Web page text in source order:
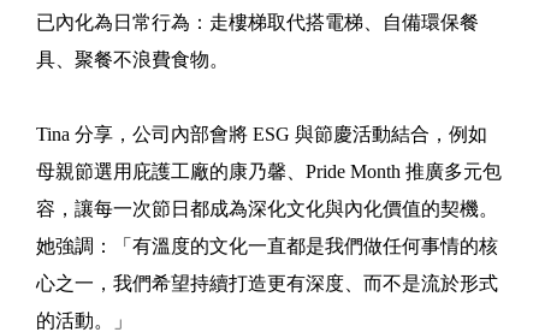
已內化為日常行為：走樓梯取代搭電梯、自備環保餐
具、聚餐不浪費食物。
Tina 分享，公司內部會將 ESG 與節慶活動結合，例如
母親節選用庇護工廠的康乃馨、Pride Month 推廣多元包
容，讓每一次節日都成為深化文化與內化價值的契機。
她強調：「有溫度的文化一直都是我們做任何事情的核
心之一，我們希望持續打造更有深度、而不是流於形式
的活動。」